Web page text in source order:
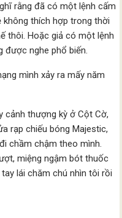
rằng đã có một lệnh cấm
không thích hợp trong thời
thôi. Hoặc giả có một lệnh
được nghe phổ biến.
mình xảy ra mấy năm
cảnh thượng kỳ ở Cột Cờ,
rạp chiếu bóng Majestic,
chầm chậm theo mình.
miệng ngậm bót thuốc
lái chăm chú nhìn tôi rồi